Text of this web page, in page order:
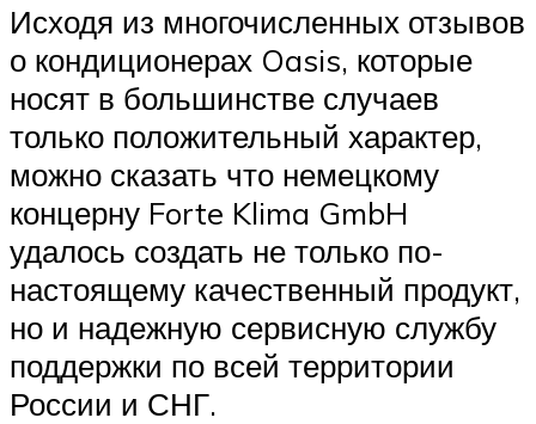
Исходя из многочисленных отзывов
о кондиционерах Oasis, которые
носят в большинстве случаев
только положительный характер,
можно сказать что немецкому
концерну Forte Klima GmbH
удалось создать не только по-
настоящему качественный продукт,
но и надежную сервисную службу
поддержки по всей территории
России и СНГ.